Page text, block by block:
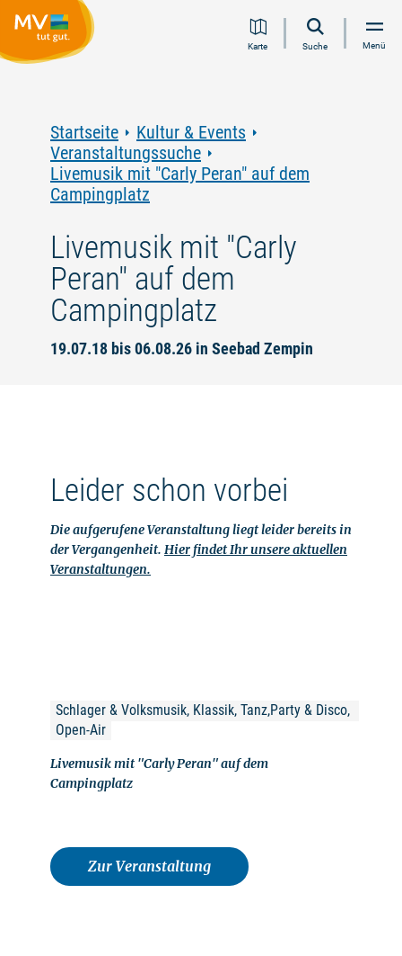
Inhalt
Navigation
Volltextsuche
FooterKarte Suche Menü
Startseite
Kultur & Events
Veranstaltungssuche
Livemusik mit "Carly Peran" auf dem
Campingplatz
Livemusik mit "Carly
Peran" auf dem
Campingplatz
19.07.18 bis 06.08.26 in Seebad Zempin
Leider schon vorbei
Die aufgerufene Veranstaltung liegt leider bereits in
der Vergangenheit. Hier findet Ihr unsere aktuellen
Veranstaltungen.
Schlager & Volksmusik, Klassik, Tanz,Party & Disco,
Open-Air
Livemusik mit "Carly Peran" auf dem
Campingplatz
Zur Veranstaltung